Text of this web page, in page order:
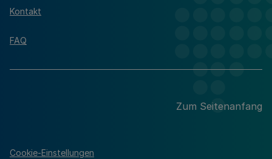
Kontakt
FAQ
Zum Seitenanfang
Cookie-Einstellungen